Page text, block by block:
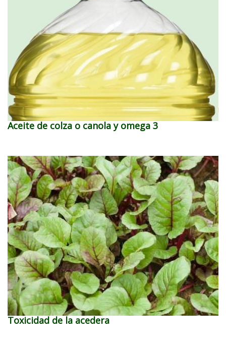
Aceite de colza o canola y omega 3
Toxicidad de la acedera